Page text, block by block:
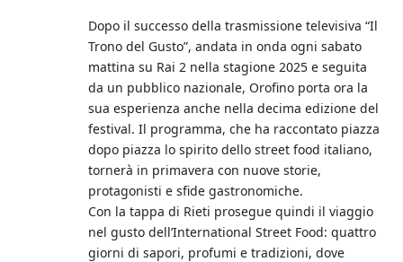
Dopo il successo della trasmissione televisiva “Il
Trono del Gusto”, andata in onda ogni sabato
mattina su Rai 2 nella stagione 2025 e seguita
da un pubblico nazionale, Orofino porta ora la
sua esperienza anche nella decima edizione del
festival. Il programma, che ha raccontato piazza
dopo piazza lo spirito dello street food italiano,
tornerà in primavera con nuove storie,
protagonisti e sfide gastronomiche.
Con la tappa di Rieti prosegue quindi il viaggio
nel gusto dell’International Street Food: quattro
giorni di sapori, profumi e tradizioni, dove